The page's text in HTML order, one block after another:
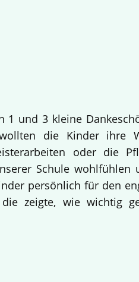
1 und 3 kleine
die Kinder ihre
oder die
Schule wohlfühlen
persönlich für den
zeigte, wie wichtig